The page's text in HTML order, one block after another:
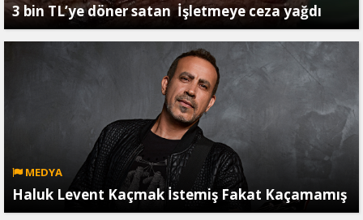
3 bin TL’ye döner satan İşletmeye ceza yağdı
MEDYA
Haluk Levent Kaçmak İstemiş Fakat Kaçamamış